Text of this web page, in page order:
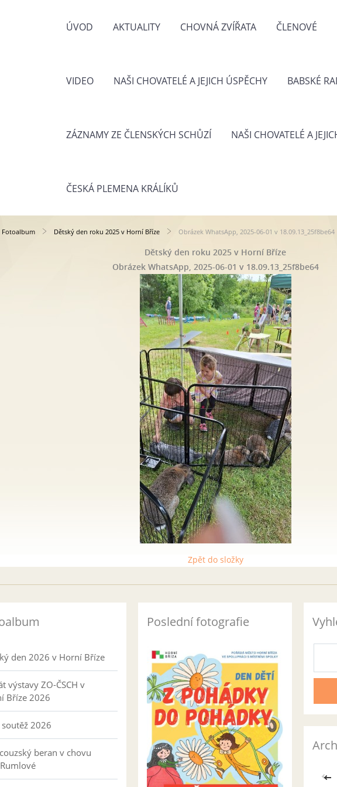
ÚVOD AKTUALITY CHOVNÁ ZVÍŘATA ČLENOVÉ
VIDEO NAŠI CHOVATELÉ A JEJICH ÚSPĚCHY BABSKÉ
ZÁZNAMY ZE ČLENSKÝCH SCHŮZÍ NAŠI CHOVATELÉ A
ČESKÁ PLEMENA KRÁLÍKŮ
Fotoalbum Dětský den roku 2025 v Horní Bříze Obrázek WhatsApp, 2025-06-01 v 18.09.13_25f8be64
Dětský den roku 2025 v Horní Bříze
Obrázek WhatsApp, 2025-06-01 v 18.09.13_25f8be64
Zpět do složky
den 2026 v Horní Bříze
výstavy ZO-ČSCH v
Bříze 2026
soutěž 2026
beran v chovu
Poslední fotografie
<<